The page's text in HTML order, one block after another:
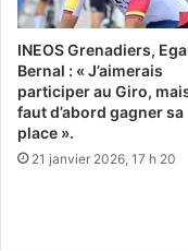
INEOS Grenadiers,
Bernal : « J’aimerais
participer au Giro,
faut d’abord gagner sa
place ».
21 janvier 2026, 17 h 20